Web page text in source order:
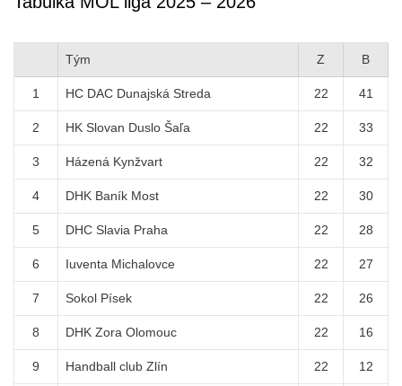
Tým Z B
1 HC DAC Dunajská Streda 22 41
2 HK Slovan Duslo Šaľa 22 33
3 Házená Kynžvart 22 32
4 DHK Baník Most 22 30
5 DHC Slavia Praha 22 28
6 Iuventa Michalovce 22 27
7 Sokol Písek 22 26
8 DHK Zora Olomouc 22 16
9 Handball club Zlín 22 12